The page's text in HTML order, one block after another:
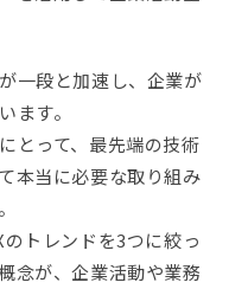
一段と加速し、企業が
ます。
とって、最先端の技術
本当に必要な取り組み
トレンドを3つに絞っ
念が、企業活動や業務